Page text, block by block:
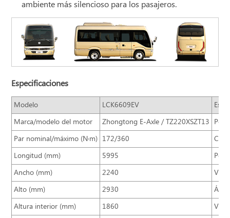
ambiente más silencioso para los pasajeros.
Especificaciones
Modelo LCK6609EV
Marca/modelo del motor
Zhongtong E-Axle / TZ220XSZT13
Par nominal/máximo (N·m) 172/360
Longitud (mm)
5995
Ancho (mm)
2240
Alto (mm)
2930
Altura interior (mm)
1860